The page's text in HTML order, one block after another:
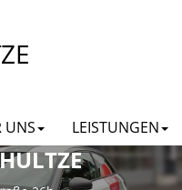
UNS LEISTUNGEN